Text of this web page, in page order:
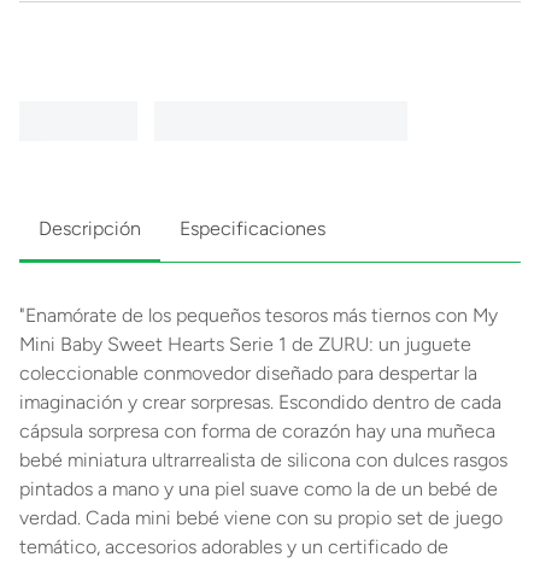
Descripción Especificaciones
"Enamórate de los pequeños tesoros más tiernos con My
Mini Baby Sweet Hearts Serie 1 de ZURU: un juguete
coleccionable conmovedor diseñado para despertar la
imaginación y crear sorpresas. Escondido dentro de cada
cápsula sorpresa con forma de corazón hay una muñeca
bebé miniatura ultrarrealista de silicona con dulces rasgos
pintados a mano y una piel suave como la de un bebé de
verdad. Cada mini bebé viene con su propio set de juego
temático, accesorios adorables y un certificado de